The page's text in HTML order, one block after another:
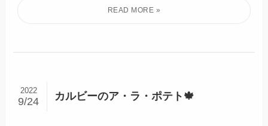
カルビーのア・ラ・ポテト🍁
2022
9/24